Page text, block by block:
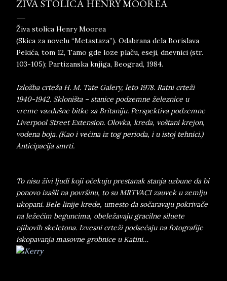
ŽIVA STOLICA HENRY MOOREA
Živa stolica Henry Moorea
(Skica za novelu “Metastaza”). Odabrana dela Borislava
Pekića, tom 12, Tamo gde loze plaču, eseji, dnevnici (str.
103-105); Partizanska knjiga, Beograd, 1984.
Izložba crteža H. M. Tate Galery, leto 1978. Ratni crteži
1940-1942. Skloništa – stanice podzemne železnice u
vreme vazdušne bitke za Britaniju. Perspektiva podzemne
Liverpool Street Extension. Olovka, kreda, voštani krejon,
vodena boja. (Kao i većina iz tog perioda, i u istoj tehnici.)
Anticipacija smrti.
To nisu živi ljudi koji očekuju prestanak stanja uzbune da bi
ponovo izašli na površinu, to su MRTVACI zauvek u zemlju
ukopani. Bele linije krede, umesto da sočaravaju pokrivače
na ležećim beguncima, obeležavaju gracilne siluete
njihovih skeletona. Izvesni crteži podsećaju na fotografije
iskopavanja masovne grobnice u Katini…